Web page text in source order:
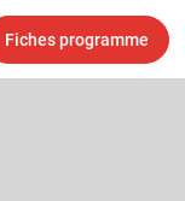
Fiches programme